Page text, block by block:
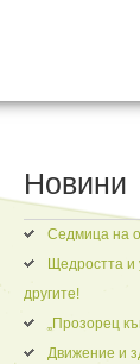
Новини
Седмица на
Щедростта и
другите!
„Прозорец
Движение и